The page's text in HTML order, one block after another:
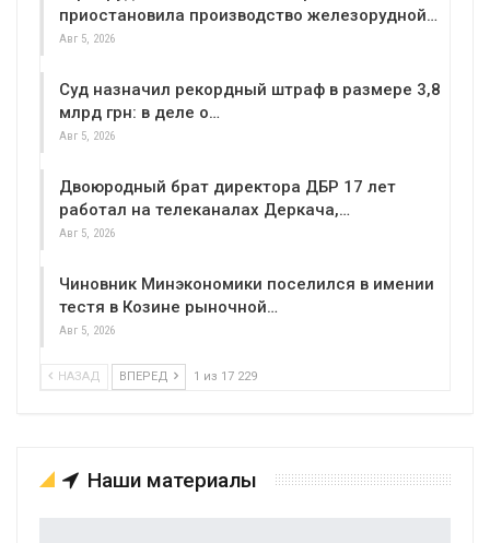
приостановила производство железорудной…
Авг 5, 2026
Суд назначил рекордный штраф в размере 3,8
млрд грн: в деле о…
Авг 5, 2026
Двоюродный брат директора ДБР 17 лет
работал на телеканалах Деркача,…
Авг 5, 2026
Чиновник Минэкономики поселился в имении
тестя в Козине рыночной…
Авг 5, 2026
НАЗАД ВПЕРЕД 1 из 17 229
Наши материалы